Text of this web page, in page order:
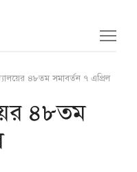
৪৮তম সমাবর্তন ৭ এপ্রিল
৪৮তম